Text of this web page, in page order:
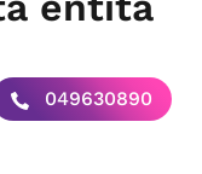
049630890